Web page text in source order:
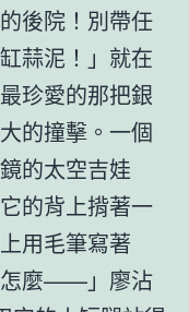
後院！別帶任
蒜泥！」就在
珍愛的那把銀
的撞擊。一個
的太空吉娃
的背上揹著一
用毛筆寫著
怎麼——」廖沾